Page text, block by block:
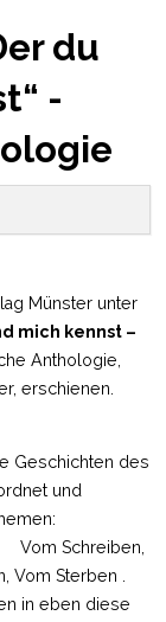
du
-
Münster unter
mich kennst –
Anthologie,
erschienen.
Geschichten des
und
Vom Sterben .
in eben diese